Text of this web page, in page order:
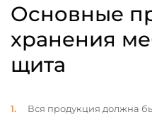
Основные
хранения
щита
Вся продукция должна